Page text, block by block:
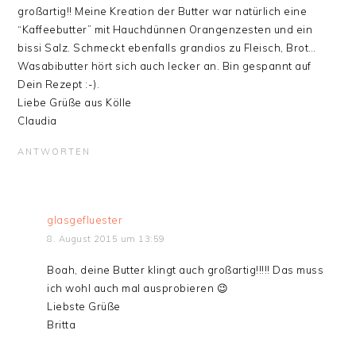
großartig!! Meine Kreation der Butter war natürlich eine
“Kaffeebutter” mit Hauchdünnen Orangenzesten und ein
bissi Salz. Schmeckt ebenfalls grandios zu Fleisch, Brot…
Wasabibutter hört sich auch lecker an. Bin gespannt auf
Dein Rezept :-).
Liebe Grüße aus Kölle
Claudia
ANTWORTEN
glasgefluester
8. August 2015 um 13:59
Boah, deine Butter klingt auch großartig!!!!! Das muss
ich wohl auch mal ausprobieren 😉
Liebste Grüße
Britta